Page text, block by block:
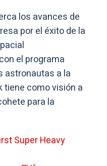
los avances de
por el éxito de la
el programa
astronautas a la
tiene como visión a
para la